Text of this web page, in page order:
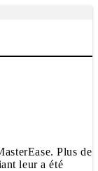
Plus de
leur a été